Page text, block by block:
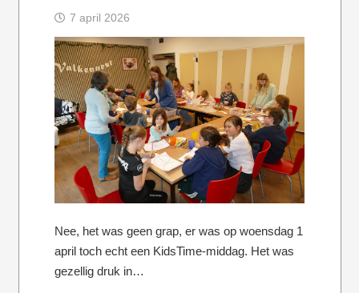
7 april 2026
Nee, het was geen grap, er was op woensdag 1
april toch echt een KidsTime-middag. Het was
gezellig druk in…